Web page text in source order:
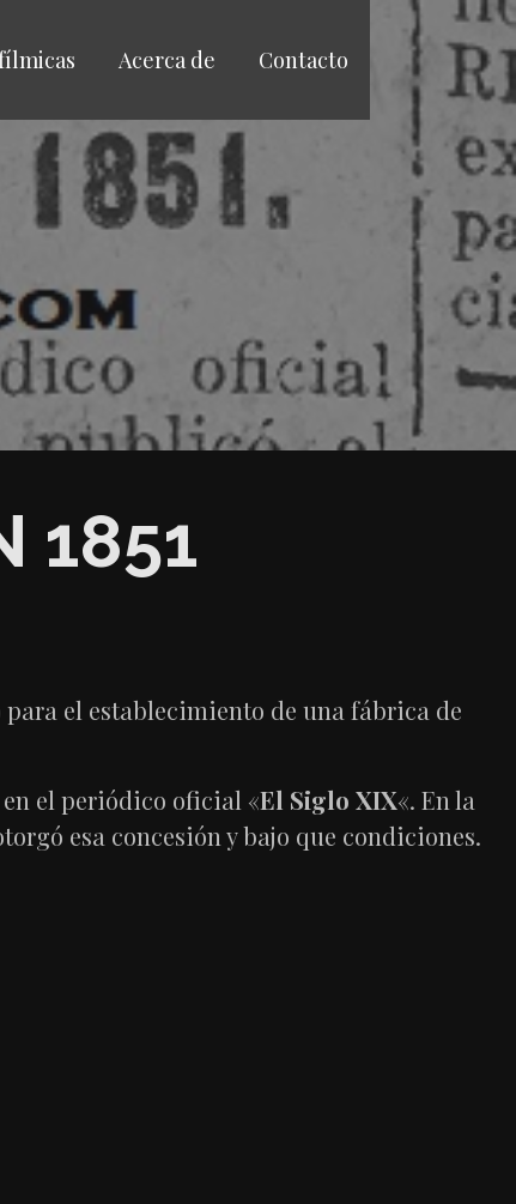
Acerca de Contacto
1851
para el establecimiento de una fábrica de
en el periódico oficial «El Siglo XIX«. En la
esa concesión y bajo que condiciones.